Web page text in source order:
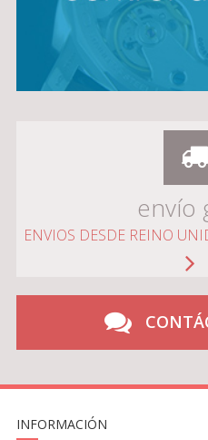
envío
ENVIOS DESDE REINO
INFORMACIÓN